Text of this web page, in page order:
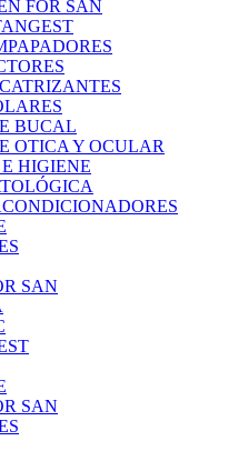
FOR SAN
BUCAL
OTICA Y OCULAR
HIGIENE
SAN
SAN